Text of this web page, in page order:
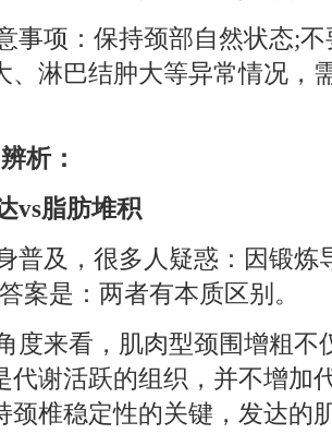
事项：保持颈部自然状态;
、淋巴结肿大等异常情况，
析：
vs脂肪堆积
普及，很多人疑惑：因锻炼
案是：两者有本质区别。
度来看，肌肉型颈围增粗不
代谢活跃的组织，并不增加
颈椎稳定性的关键，发达的